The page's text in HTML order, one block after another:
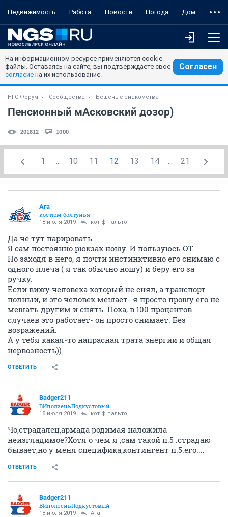
Недвижимость Работа Новости Погода Дом
На информационном ресурсе применяются cookie-
файлы. Оставаясь на сайте, вы подтверждаете свое
согласие на их использование.
Согласен
НГС.Форум Сообщества Бешеные знакомства
Пенсионный мАсковский дозор)
201812 1000
1 ... 10 11 12 13 14 ... 21
Ага
костюм-болтунья
18 июля 2019 кот ф пальто
Да чё тут парировать..
Я сам постоянно рюкзак ношу. И пользуюсь ОТ.
Но заходя в него, я почти инстинктивно его снимаю с
одного плеча ( я так обычно ношу) и беру его за
ручку.
Если вижу человека который не снял, а транспорт
полный, и это человек мешает- я просто прошу его не
мешать другим и снять. Пока, в 100 процентов
случаев это работает- он просто снимает. Без
возражений.
А у тебя какая-то напрасная трата энергии и общая
нервозность))
ОТВЕТИТЬ
Badger211
ВИползеньПодкустовый
18 июля 2019 кот ф пальто
Чо,страдалец,армада родимая наложила
неизгладимое?Хотя о чем я ,сам такой п.5 .страдаю
бывает,но у меня специфика,контингент п.5.его....
ОТВЕТИТЬ
Badger211
ВИползеньПодкустовый
18 июля 2019 Ага